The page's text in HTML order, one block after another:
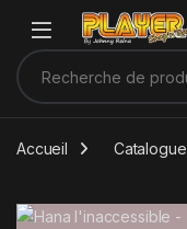
Sauter à la navigation
Skip to content
Recherche pour :
Accueil Catalogue